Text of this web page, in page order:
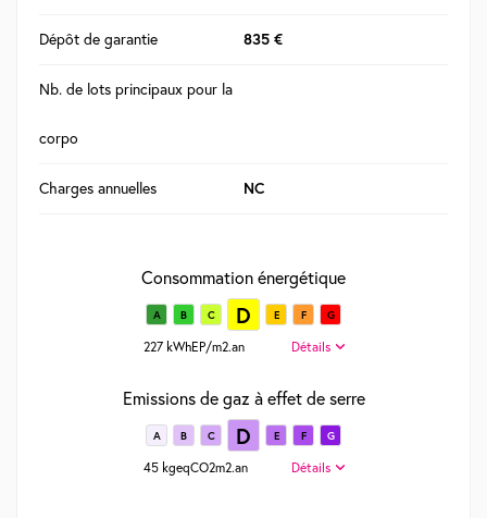
Dépôt de garantie 835 €
Nb. de lots principaux pour la
corpo
Charges annuelles NC
Consommation énergétique
A B C D E F G
227 kWhEP/m2.an Détails
Emissions de gaz à effet de serre
A B C D E F G
45 kgeqCO2m2.an Détails